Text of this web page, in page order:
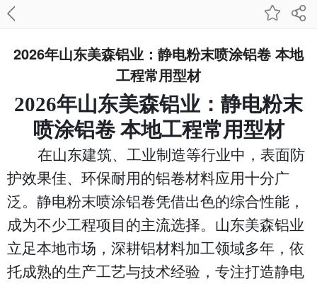
2026年山东美森铝业：静电粉末喷涂铝卷 本地
工程常用型材
2026年山东美森铝业：静电粉末
喷涂铝卷 本地工程常用型材
在山东建筑、工业制造等行业中，表面防
护效果佳、环保耐用的铝卷材料应用十分广
泛。静电粉末喷涂铝卷凭借出色的综合性能，
成为不少工程项目的主流选择。山东美森铝业
立足本地市场，深耕铝材料加工领域多年，依
托成熟的生产工艺与技术经验，专注打造静电